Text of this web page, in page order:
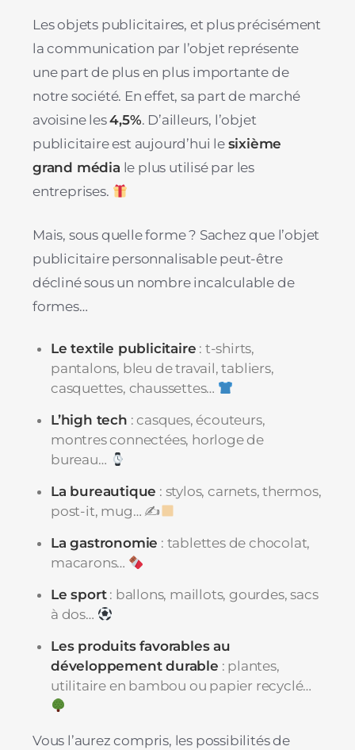
Les objets publicitaires, et plus précisément
la communication par l’objet représente
une part de plus en plus importante de
notre société. En effet, sa part de marché
avoisine les4,5%. D’ailleurs, l’objet
publicitaire est aujourd’hui le sixième
grand média le plus utilisé par les
entreprises.
Mais, sous quelle forme ? Sachez que l’objet
publicitaire personnalisable peut-être
décliné sous un nombre incalculable de
formes…
Le textile publicitaire : t-shirts,
pantalons, bleu de travail, tabliers,
casquettes, chaussettes…
L’high tech : casques, écouteurs,
montres connectées, horloge de
bureau…
La bureautique : stylos, carnets, thermos,
post-it, mug… ✍
La gastronomie : tablettes de chocolat,
macarons…
Le sport: ballons, maillots, gourdes, sacs
à dos…
Les produits favorables au
développement durable : plantes,
utilitaire en bambou ou papier recyclé…
Vous l’aurez compris, les possibilités de